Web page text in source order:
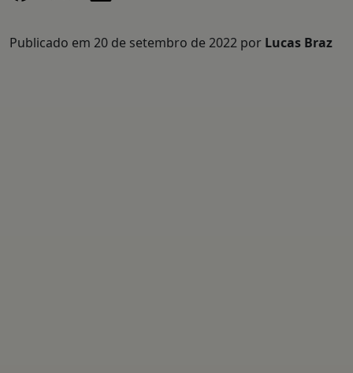
Publicado em 20 de setembro de 2022 por Lucas Braz